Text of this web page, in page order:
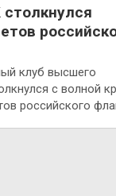
клуб высшего
с волной
российского